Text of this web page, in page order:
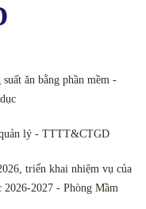
ăn bằng phần mềm -
lý - TTTT&CTGD
triển khai nhiệm vụ của
2026-2027 - Phòng Mầm